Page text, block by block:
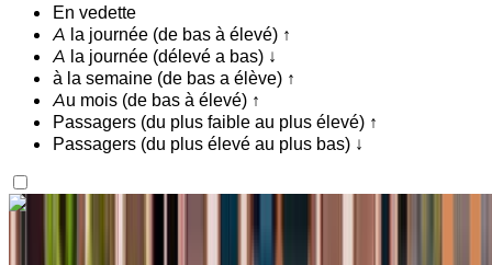
En vedette
A la journée (de bas à élevé) ↑
A la journée (délevé a bas) ↓
à la semaine (de bas a élève) ↑
Au mois (de bas à élevé) ↑
Passagers (du plus faible au plus élevé) ↑
Passagers (du plus élevé au plus bas) ↓
Vous aimez ce que vous voyez ?